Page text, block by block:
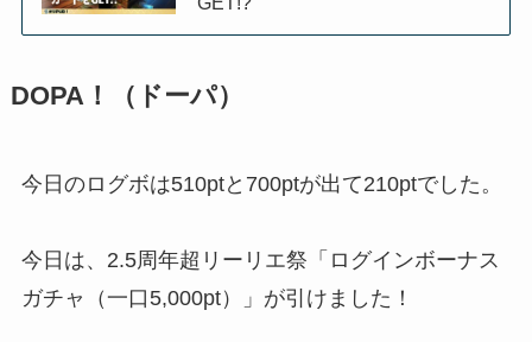
DOPA！（ドーパ）
今日のログボは510ptと700ptが出て210ptでした。
今日は、2.5周年超リーリエ祭「ログインボーナス
ガチャ（一口5,000pt）」が引けました！